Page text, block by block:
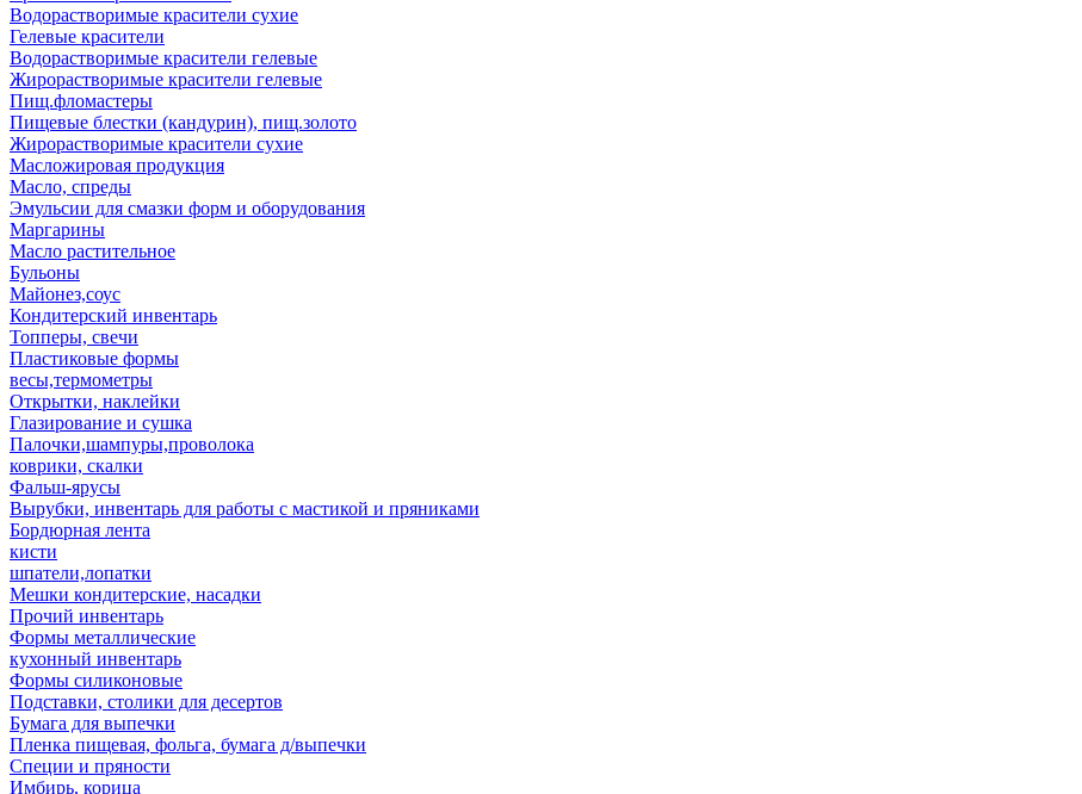
Водорастворимые красители сухие
Гелевые красители
Водорастворимые красители гелевые
Жирорастворимые красители гелевые
Пищ.фломастеры
Пищевые блестки (кандурин), пищ.золото
Жирорастворимые красители сухие
Масложировая продукция
Масло, спреды
Эмульсии для смазки форм и оборудования
Маргарины
Масло растительное
Бульоны
Майонез,соус
Кондитерский инвентарь
Топперы, свечи
Пластиковые формы
весы,термометры
Открытки, наклейки
Глазирование и сушка
Палочки,шампуры,проволока
коврики, скалки
Фальш-ярусы
Вырубки, инвентарь для работы с мастикой и пряниками
Бордюрная лента
кисти
шпатели,лопатки
Мешки кондитерские, насадки
Прочий инвентарь
Формы металлические
кухонный инвентарь
Формы силиконовые
Подставки, столики для десертов
Бумага для выпечки
Пленка пищевая, фольга, бумага д/выпечки
Специи и пряности
Имбирь, корица